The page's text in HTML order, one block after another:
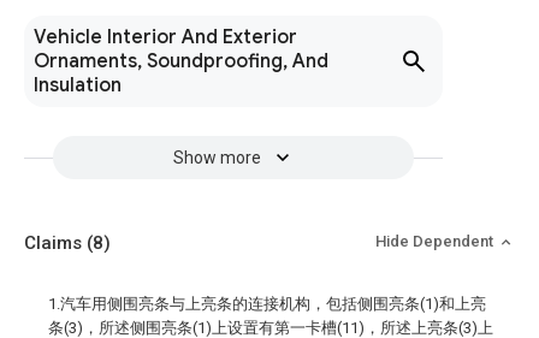
Vehicle Interior And Exterior
Ornaments, Soundproofing, And
Insulation
Show more
Claims (8) Hide Dependent
1.汽车用侧围亮条与上亮条的连接机构，包括侧围亮条(1)和上亮
条(3)，所述侧围亮条(1)上设置有第一卡槽(11)，所述上亮条(3)上